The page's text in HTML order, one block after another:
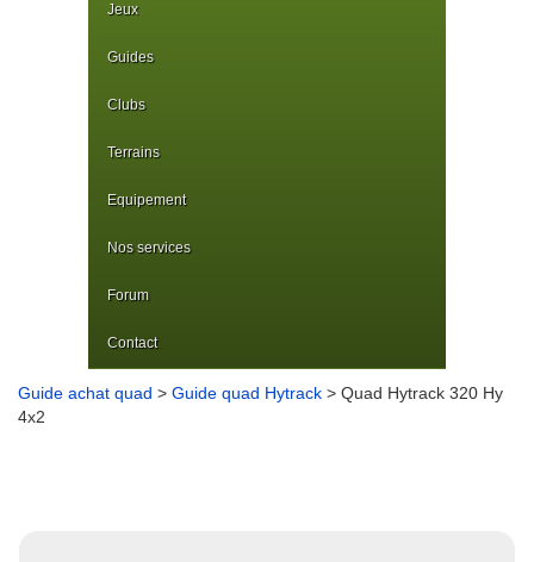
Jeux
Guides
Clubs
Terrains
Equipement
Nos services
Forum
Contact
Guide achat quad > Guide quad Hytrack > Quad Hytrack 320 Hy
4x2